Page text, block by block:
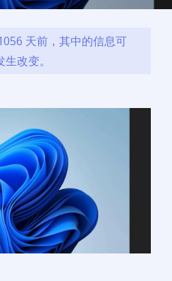
天前，其中的信息可
改变。